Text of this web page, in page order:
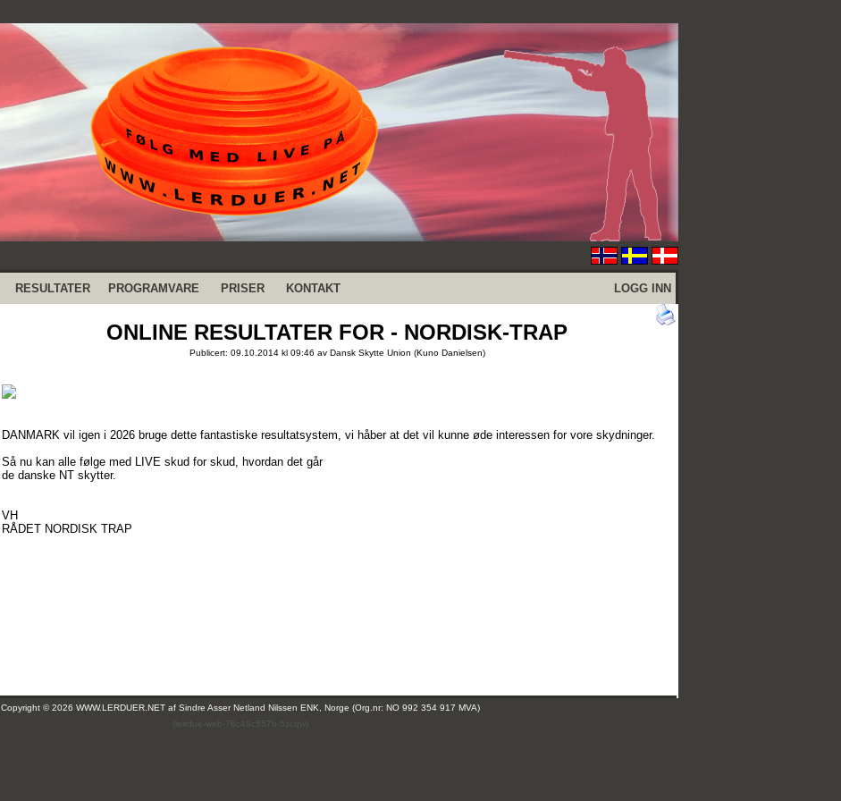
RESULTATER PROGRAMVARE PRISER KONTAKT LOGG INN
ONLINE RESULTATER FOR - NORDISK-TRAP
Publicert: 09.10.2014 kl 09:46 av Dansk Skytte Union (Kuno Danielsen)
DANMARK vil igen i 2026 bruge dette fantastiske resultatsystem, vi håber at det vil kunne øde interessen for vore skydninger.
Så nu kan alle følge med LIVE skud for skud, hvordan det går
de danske NT skytter.
VH
RÅDET NORDISK TRAP
Copyright © 2026 WWW.LERDUER.NET af Sindre Asser Netland Nilssen ENK, Norge (Org.nr: NO 992 354 917 MVA)
(leirdue-web-76c49c557b-5zcqw)